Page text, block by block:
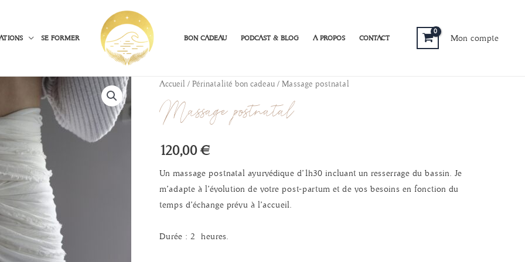
SE FORMER BON CADEAU PODCAST & BLOG A PROPOS CONTACT Mon compte
Accueil / Périnatalité bon cadeau / Massage postnatal
Massage postnatal
120,00€
Un massage postnatal ayurvédique d’1h30 incluant un resserrage du bassin. Je
m’adapte à l’évolution de votre post-partum et de vos besoins en fonction du
temps d’échange prévu à l’accueil.
Durée : 2 heures.